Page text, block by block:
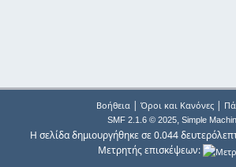
Βοήθεια| Όροι και Κανόνες|
SMF 2.1.6 © 2025, Simple
Η σελίδα δημιουργήθηκε σε 0.044
Μετρητής επισκέψεων: